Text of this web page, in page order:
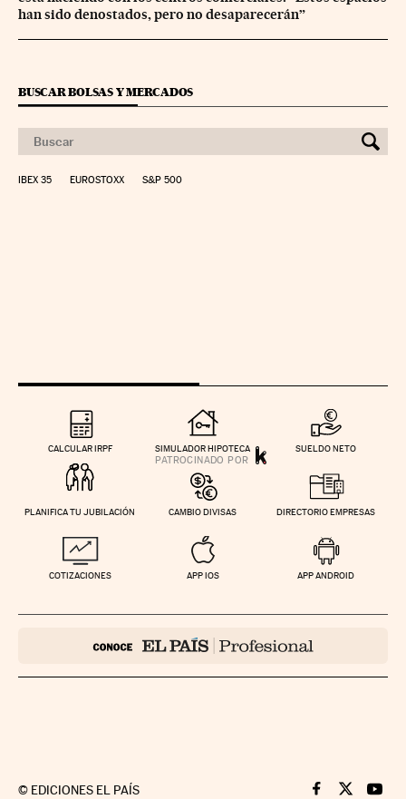
han sido denostados, pero no desaparecerán”
BUSCAR BOLSAS Y MERCADOS
IBEX 35 EUROSTOXX S&P 500
CALCULAR IRPF SIMULADOR HIPOTECA SUELDO NETO
PLANIFICA TU JUBILACIÓN CAMBIO DIVISAS DIRECTORIO EMPRESAS
COTIZACIONES APP IOS APP ANDROID
© EDICIONES EL PAÍS Cinco Días en
Cinco Días
Cinco